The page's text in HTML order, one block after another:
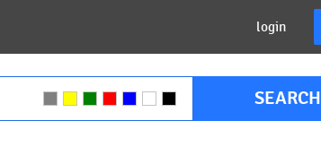
login
SEARCH